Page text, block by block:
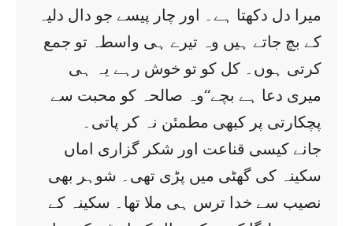
میرا دل دکھتا ہے۔ اور چار پیسے جو دال دلیہ
کے بچ جاتے ہیں وہ تیرے ہی واسطہ تو جمع
کرتی ہوں۔ کل کو تو خوش رہے یہ ہی
میری دعا ہے بچے‘‘وہ صالحہ کو محبت سے
پچکارتی پر کبھی مطمئن نہ کر پاتی۔
جانے کیسی قناعت اور شکر گزاری اماں
سکینہ کی گھٹی میں پڑی تھی۔ شوہر بھی
نصیب سے خدا ترس ہی ملا تھا۔ سکینہ کے